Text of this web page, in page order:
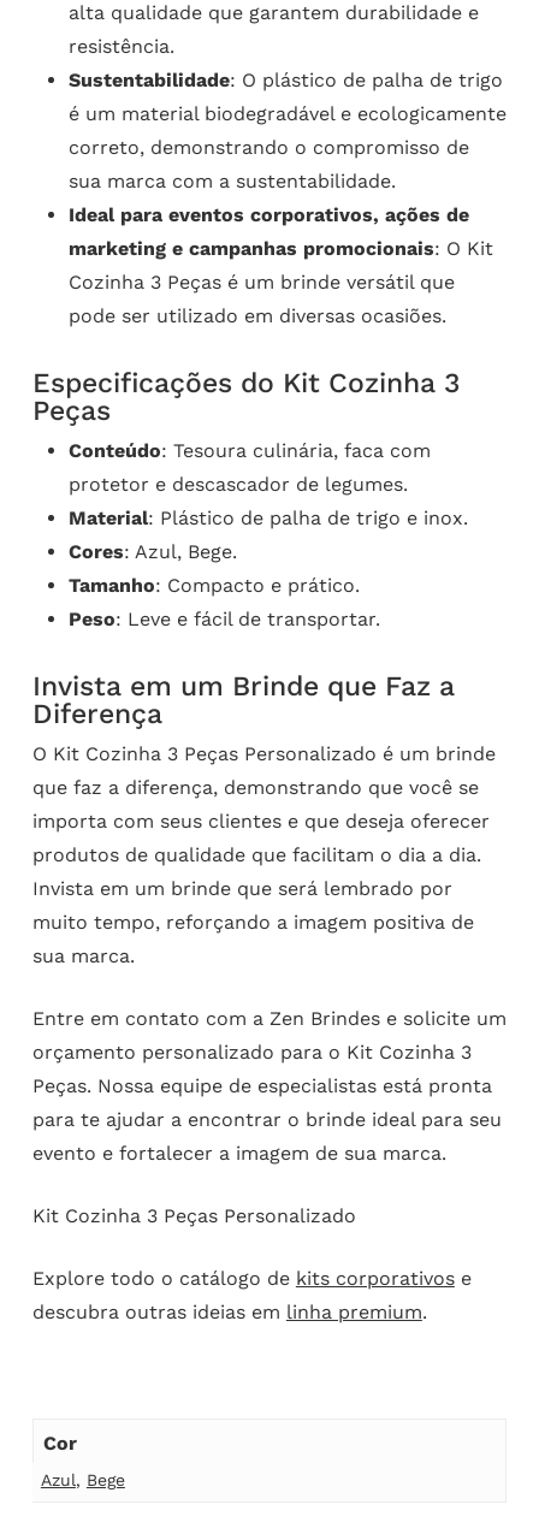
alta qualidade que garantem durabilidade e
resistência.
Sustentabilidade: O plástico de palha de trigo
é um material biodegradável e ecologicamente
correto, demonstrando o compromisso de
sua marca com a sustentabilidade.
Ideal para eventos corporativos, ações de
marketing e campanhas promocionais: O Kit
Cozinha 3 Peças é um brinde versátil que
pode ser utilizado em diversas ocasiões.
Especificações do Kit Cozinha 3
Peças
Conteúdo: Tesoura culinária, faca com
protetor e descascador de legumes.
Material: Plástico de palha de trigo e inox.
Cores: Azul, Bege.
Tamanho: Compacto e prático.
Peso: Leve e fácil de transportar.
Invista em um Brinde que Faz a
Diferença
O Kit Cozinha 3 Peças Personalizado é um brinde
que faz a diferença, demonstrando que você se
importa com seus clientes e que deseja oferecer
produtos de qualidade que facilitam o dia a dia.
Invista em um brinde que será lembrado por
muito tempo, reforçando a imagem positiva de
sua marca.
Entre em contato com a Zen Brindes e solicite um
orçamento personalizado para o Kit Cozinha 3
Peças. Nossa equipe de especialistas está pronta
para te ajudar a encontrar o brinde ideal para seu
evento e fortalecer a imagem de sua marca.
Kit Cozinha 3 Peças Personalizado
Explore todo o catálogo de kits corporativose
descubra outras ideias em linha premium.
Cor
Azul, Bege